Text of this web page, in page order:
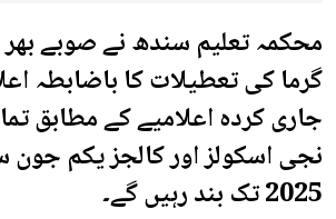
محکمہ تعلیم سندھ نے صوبے
گرما کی تعطیلات کا باضابطہ
جاری کردہ اعلامیے کے مطابق
2025 تک بند رہیں گے۔